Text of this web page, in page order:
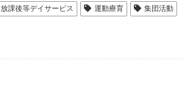
放課後等デイサービス 運動療育 集団活動